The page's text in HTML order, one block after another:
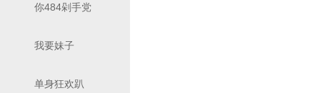
你484剁手党
我要妹子
单身狂欢趴